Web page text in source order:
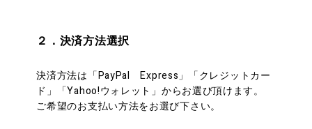
２．決済方法選択
決済方法は「PayPal Express」「クレジットカー
ド」「Yahoo!ウォレット」からお選び頂けます。
ご希望のお支払い方法をお選び下さい。